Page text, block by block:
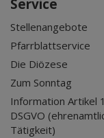
Service
Stellenangebote
Pfarrblattservice
Die Diözese
Zum Sonntag
Information Artikel
DSGVO
Tätigkeit)